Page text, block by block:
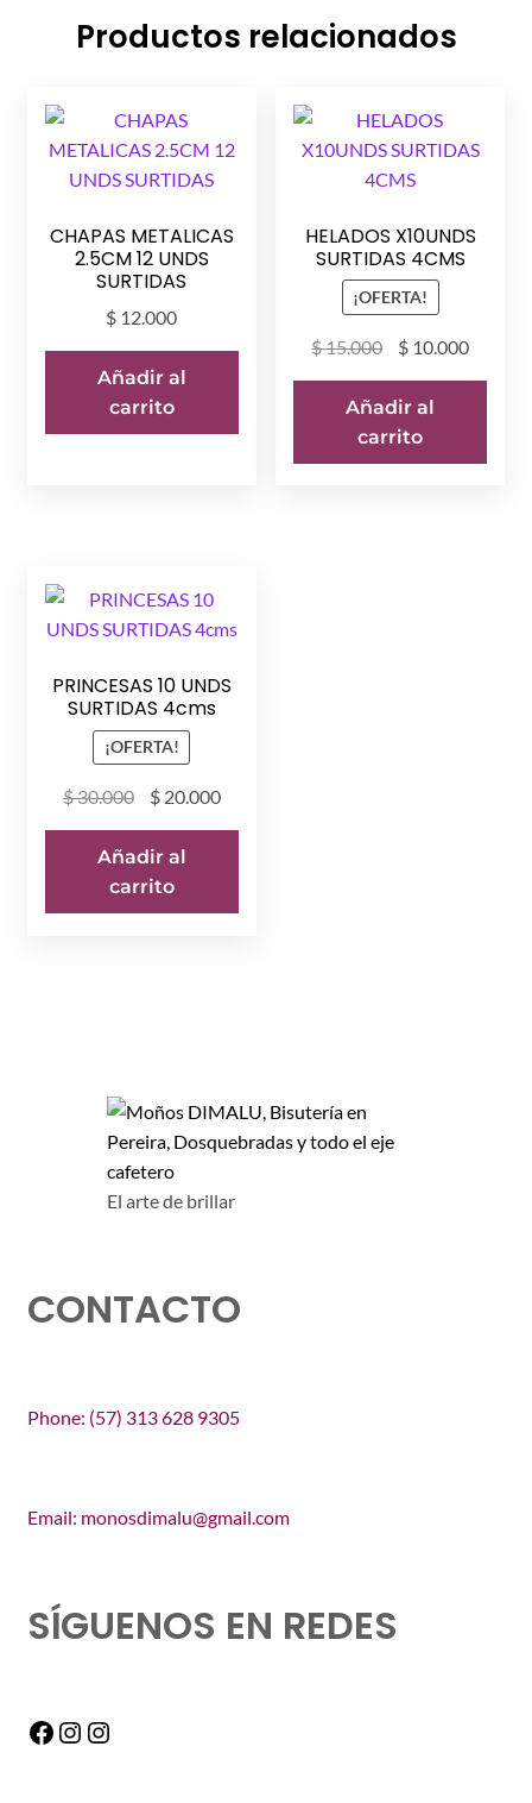
Productos relacionados
CHAPAS METALICAS
2.5CM 12 UNDS
SURTIDAS
$ 12.000
Añadir al
carrito
HELADOS X10UNDS
SURTIDAS 4CMS
¡OFERTA!
$15.000
El
precio
original
era:
$ 15.000.
$ 10.000El
precio
$
Añadir al
carrito
PRINCESAS 10 UNDS
SURTIDAS 4cms
¡OFERTA!
$30.000
El
precio
original
era:
$ 30.000.
$20.000El
precio
$ 20.000.
Añadir al
carrito
El arte de brillar
CONTACTO
Phone: (57) 313 628 9305
Email: monosdimalu@gmail.com
SÍGUENOS EN REDES
Facebook
Instagram
Instagram